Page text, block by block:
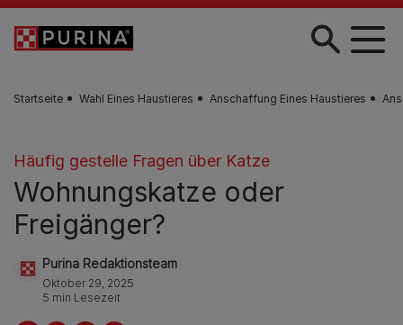
Skip to main content
Startseite Wahl Eines Haustieres Anschaffung Eines Haustieres
Häufig gestelle Fragen über Katze
Wohnungskatze oder
Freigänger?
Purina Redaktionsteam
Oktober 29, 2025
5 min Lesezeit